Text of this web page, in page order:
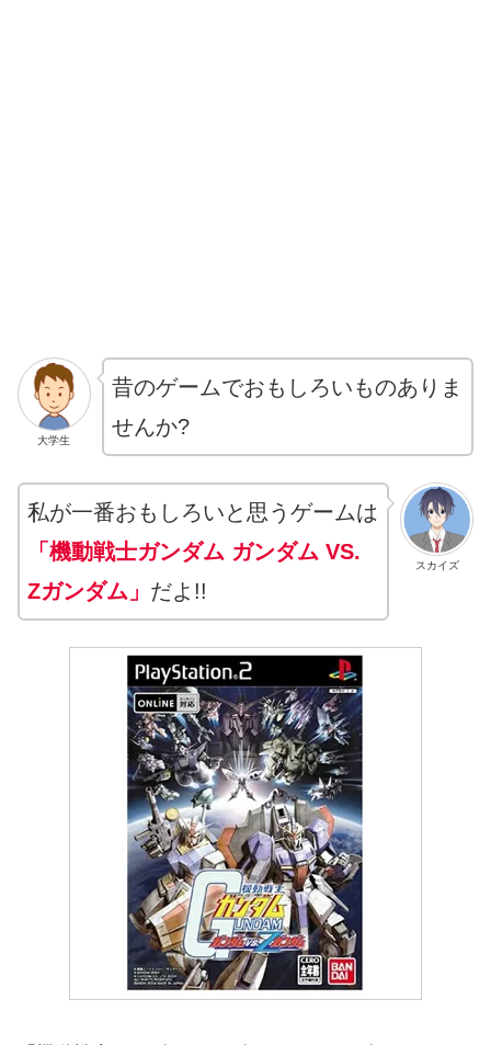
大学生
昔のゲームでおもしろいものありま
せんか?
スカイズ
私が一番おもしろいと思うゲームは
「機動戦士ガンダム ガンダム VS.
Zガンダム」 だよ!!